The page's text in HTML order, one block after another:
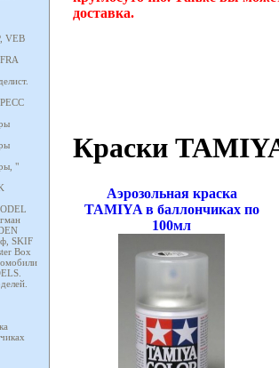
VEB
"
SKIF
Box
доставка.
Краски
Аэрозольная краска
TAMIYA в баллончиках по
100мл